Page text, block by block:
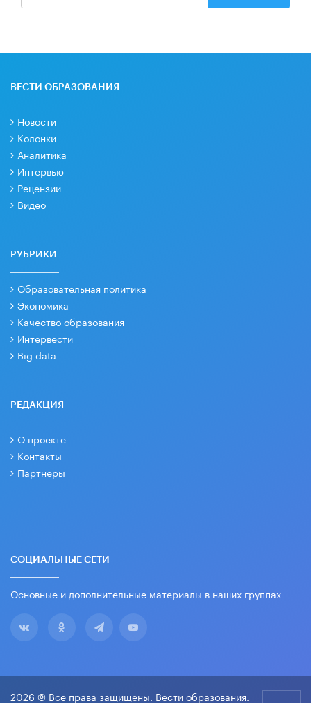
ВЕСТИ ОБРАЗОВАНИЯ
Новости
Колонки
Аналитика
Интервью
Рецензии
Видео
РУБРИКИ
Образовательная политика
Экономика
Качество образования
Интервести
Big data
РЕДАКЦИЯ
О проекте
Контакты
Партнеры
СОЦИАЛЬНЫЕ СЕТИ
Основные и дополнительные материалы в наших группах
2026 © Все права защищены. Вести образования.